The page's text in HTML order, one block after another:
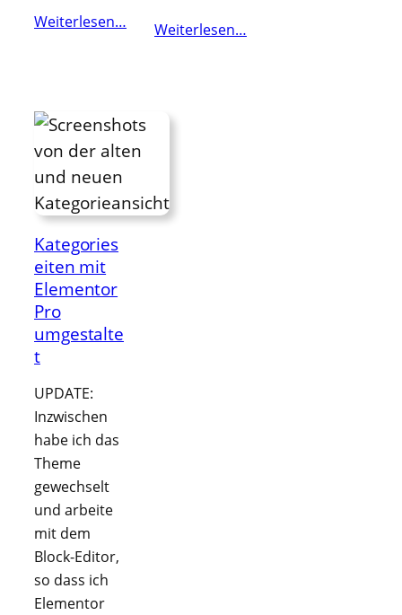
Weiterlesen… Weiterlesen…
Kategories
eiten mit
Elementor
Pro
umgestalte
t
UPDATE:
Inzwischen
habe ich das
Theme
gewechselt
und arbeite
mit dem
Block-Editor,
so dass ich
Elementor